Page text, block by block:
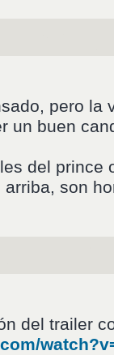
pero la
un buen
del prince
son
del trailer